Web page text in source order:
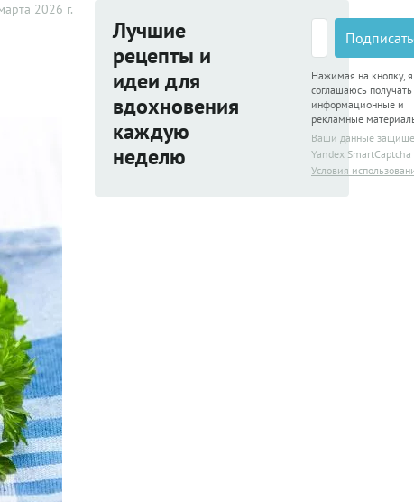
2026 г.
Лучшие
рецепты и
идеи для
вдохновения
каждую
неделю
Нажимая на кнопку, я
соглашаюсь получать
информационные и
рекламные
Ваши данные
Yandex SmartCaptcha
Условия